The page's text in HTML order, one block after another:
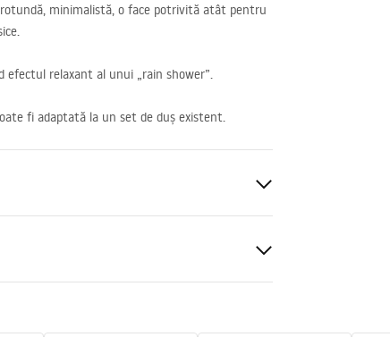
minimalistă, o face potrivită atât pentru
efectul relaxant al unui „rain shower”.
fi adaptată la un set de duș existent.
gold brush
Warranty_Terms_and_Conditions_